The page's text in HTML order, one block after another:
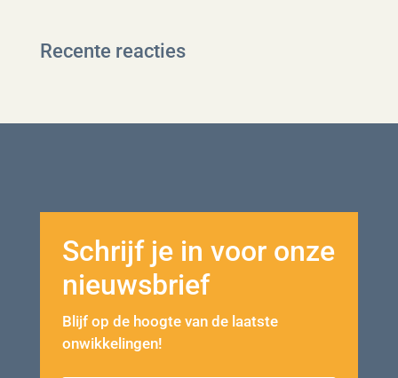
Recente reacties
Schrijf je in voor onze
nieuwsbrief
Blijf op de hoogte van de laatste
onwikkelingen!